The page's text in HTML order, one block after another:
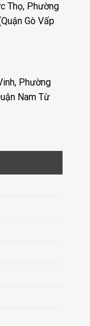
Thọ, Phường
Gò Vấp
Phường
Nam Từ